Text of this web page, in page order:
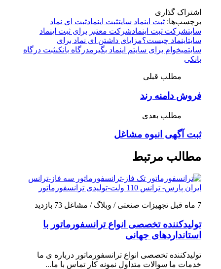
اشتراک گذاری
برچسب‌ها: ثبت اینماد سایتثبت اینمادثبت ای نماد
سایتشرکت ثبت اینمادشرکت معتبر برای ثبت اینماد
سایتاینماد چیست؟مزایای داشتن ای نماد برای
سایتمیخوام برای سایتم اینماد بگیرمدرگاه بانکیثبت درگاه
بانکی
مطلب قبلی
فروش دامنه رند
مطلب بعدی
ثبت آگهی انبوه مشاغل
مطالب مرتبط
7 ماه قبل تجهیزات صنعتی / وبلاگ / مشاغل 73 بازدید
تولیدکننده تخصصی انواع ترانسفورماتور با
استانداردهای جهانی
تولیدکننده تخصصی انواع ترانسفورماتور درباره ی ما
خدمات ما سوالات متداول نمونه کار تماس با ما...